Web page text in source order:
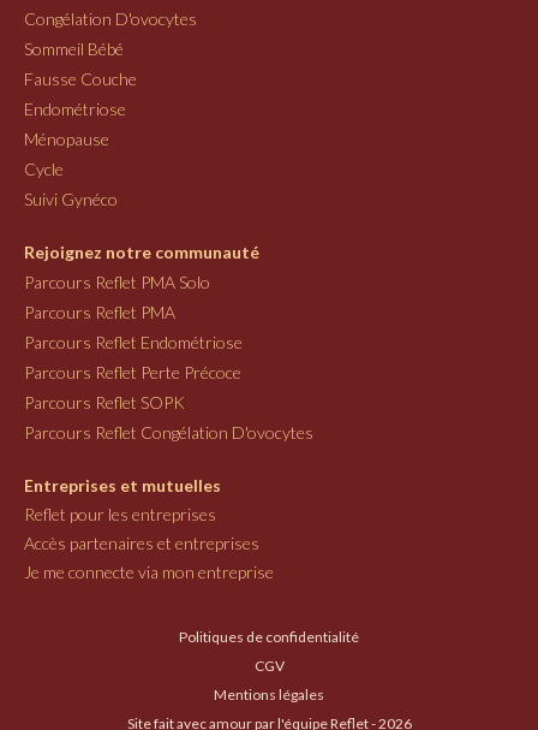
Congélation D'ovocytes
Sommeil Bébé
Fausse Couche
Endométriose
Ménopause
Cycle
Suivi Gynéco
Rejoignez notre communauté
Parcours Reflet PMA Solo
Parcours Reflet PMA
Parcours Reflet Endométriose
Parcours Reflet Perte Précoce
Parcours Reflet SOPK
Parcours Reflet Congélation D'ovocytes
Entreprises et mutuelles
Reflet pour les entreprises
Accès partenaires et entreprises
Je me connecte via mon entreprise
Politiques de confidentialité
CGV
Mentions légales
Site fait avec amour par l'équipe Reflet - 2026